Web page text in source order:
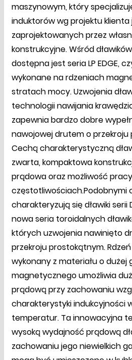
maszynowym, który
induktorów wg projektu klienta
zaprojektowanych przez
konstrukcyjne. Wśród
dostępna jest seria LP EDGE,
wykonane na rdzeniach
stratach mocy. Uzwojenia
technologii nawijania
zapewnia bardzo dobre
nawojowej drutem o
Cechą charakterystyczną
zwarta, kompaktowa
prądowa oraz możliwość
częstotliwościach.Podobnymi
charakteryzują się dławiki serii
nowa seria toroidalnych
których uzwojenia nawinięto
przekroju prostokątnym.
wykonany z materiału o
magnetycznego umożliwia
prądową przy zachowaniu
charakterystyki indukcyjności
temperatur. Ta innowacyjna
wysoką wydajność prądową
zachowaniu jego niewielkich